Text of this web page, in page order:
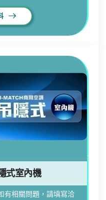
式室內機
有相關問題，請填寫洽